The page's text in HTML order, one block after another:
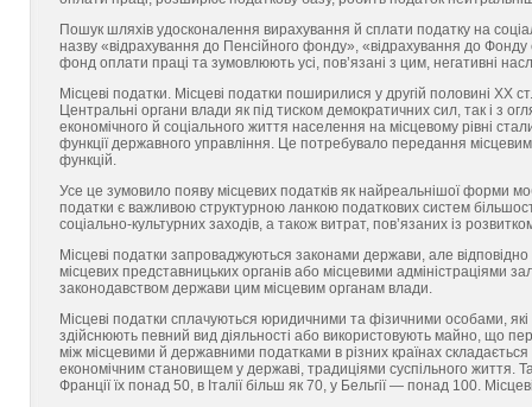
Пошук шляхів удосконалення вирахування й сплати податку на
назву «відрахування до Пенсійного фонду», «відрахування до
фонд оплати праці та зумовлюють усі, пов’язані з цим, негативні
Місцеві податки. Місцеві податки поширилися у другій по­ловині XX
Центральні органи влади як під тиском демократичних сил, так і з
економічного й соціального життя населення на місцевому рівні
функції державного управління. Це потребувало передання
функцій.
Усе це зумовило появу місцевих податків як найреальнішої форми
податки є важливою структурною ланкою податкових систем
соціально-культурних заходів, а також витрат, пов’язаних із
Місцеві податки запроваджуються законами держави, але
місцевих представницьких органів або місцевими адміністраціями
законодавством держави цим місцевим органам влади.
Місцеві податки сплачуються юридичними та фізичними особами,
здійснюють певний вид діяльності або використовують майно, що
між місцевими й державними податками в різних країнах
економічним становищем у державі, традиціями суспільного життя.
Франції їх понад 50, в Італії більш як 70, у Бельгії — понад 100.